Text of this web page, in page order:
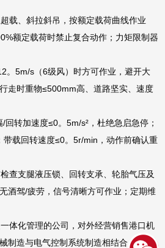
载、斜拉斜吊‌，按额定载荷曲线作业
额定载荷时禁止复合动作；力矩限制器
5m/s（6级风）‌时方可作业，避开大
走时重物≤500mm高、道路坚实、速度
转加速度≤0。5m/s²，‌杜绝急启急停‌；
带载回转速度≤0。5r/min，动作前确认重
查支腿液压锁、回转支承、轮胎气压及
酒驾/疲劳，信号清晰方可作业；定期维
体化管理的公司，对外经营销售港口机
制造与电气控制系统制造相结合，公司